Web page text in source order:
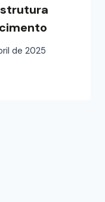
de 2025